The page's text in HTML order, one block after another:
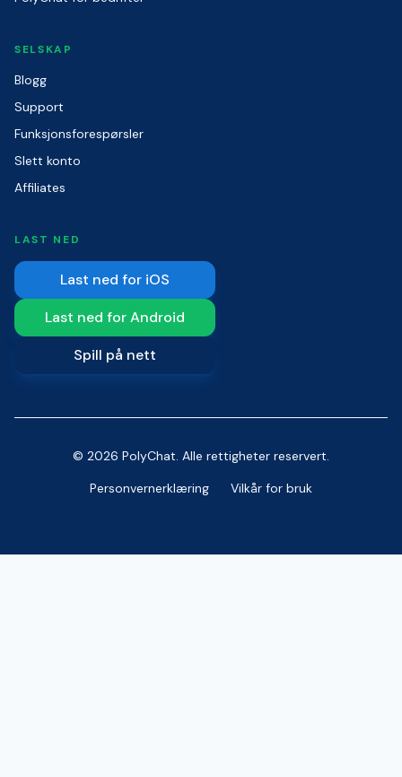
SELSKAP
Blogg
Support
Funksjonsforespørsler
Slett konto
Affiliates
LAST NED
Last ned for iOS
Last ned for Android
Spill på nett
© 2026 PolyChat. Alle rettigheter reservert.
Personvernerklæring
Vilkår for bruk